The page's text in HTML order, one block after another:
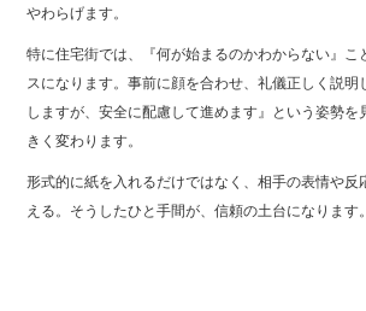
やわらげます。
特に住宅街では、『何が始まるのかわからない』こ
スになります。事前に顔を合わせ、礼儀正しく説明
しますが、安全に配慮して進めます』という姿勢を
きく変わります。
形式的に紙を入れるだけではなく、相手の表情や反
える。そうしたひと手間が、信頼の土台になります。